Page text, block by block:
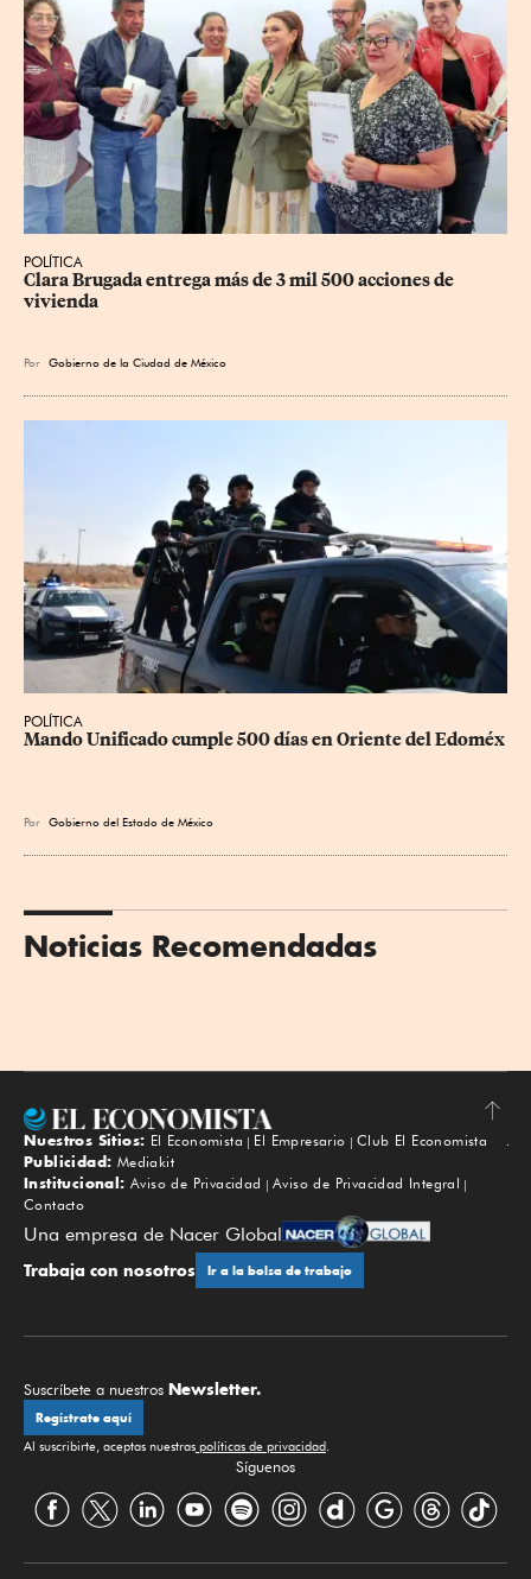
POLÍTICA
Clara Brugada entrega más de 3 mil 500 acciones de
vivienda
Por Gobierno de la Ciudad de México
POLÍTICA
Mando Unificado cumple 500 días en Oriente del Edoméx
Por Gobierno del Estado de México
Noticias Recomendadas
Subir
Nuestros Sitios: El Economista El Empresario
Club El Economista
Publicidad: Mediakit
Institucional: Aviso de Privacidad
Aviso de Privacidad Integral
Contacto
Una empresa de Nacer Global
Trabaja con nosotros Ir a la bolsa de trabajo
Suscríbete a nuestros Newsletter.
Regístrate aquí
Al suscribirte, aceptas nuestras políticas de privacidad.
Síguenos